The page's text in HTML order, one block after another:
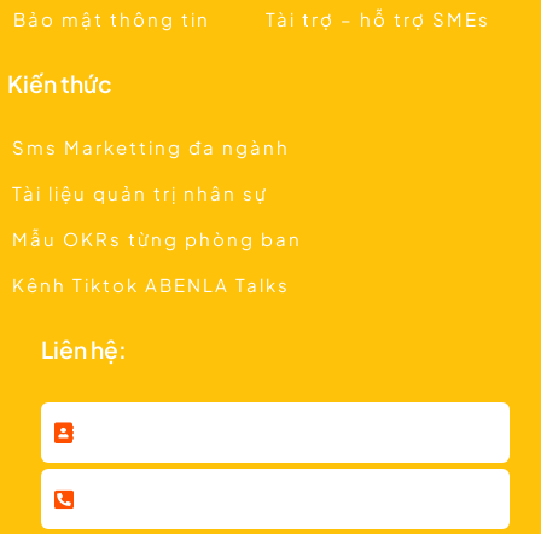
Bảo mật thông tin
Tài trợ – hỗ trợ SMEs
Kiến thức
Sms Marketting đa ngành
Tài liệu quản trị nhân sự
Mẫu OKRs từng phòng ban
Kênh Tiktok ABENLA Talks
Liên hệ: